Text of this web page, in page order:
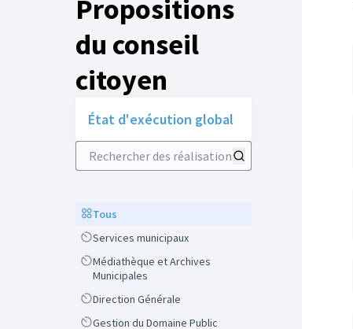
Propositions
du conseil
citoyen
État d'exécution global
Rechercher des réalisations
ScopeTous
ScopeServices municipaux
Scope
Médiathèque et Archives
Municipales
ScopeDirection Générale
ScopeGestion du Domaine Public